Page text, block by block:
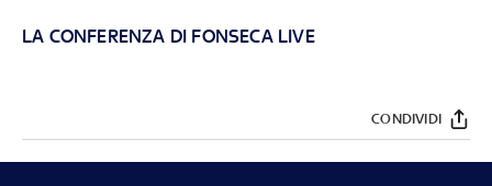
LA CONFERENZA DI FONSECA LIVE
CONDIVIDI